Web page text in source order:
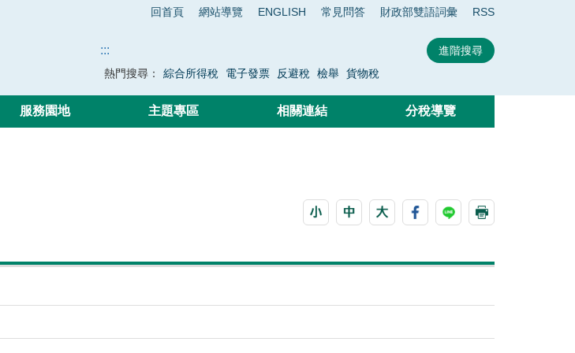
回首頁 網站導覽 ENGLISH 常見問答 財政部雙語詞彙 RSS
:::
熱門搜尋： 綜合所得稅 電子發票 反避稅 檢舉 貨物稅
服務園地 主題專區 相關連結 分稅導覽